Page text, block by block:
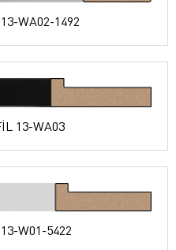
WA02-1492
13-WA03
W01-5422